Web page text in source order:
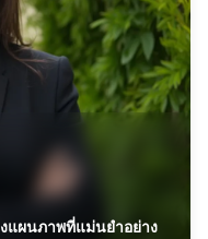
แผนภาพที่แม่นยำอย่าง